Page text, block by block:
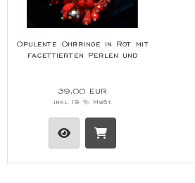
Opulente Ohrringe in Rot mit
facettierten Perlen und
39,00 EUR
inkl. 19 % MwSt.